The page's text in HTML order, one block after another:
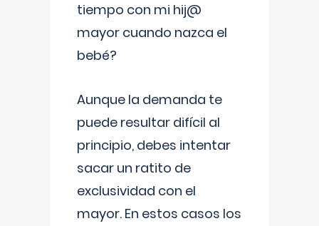
tiempo con mi hij@
mayor cuando nazca el
bebé?
Aunque la demanda te
puede resultar difícil al
principio, debes intentar
sacar un ratito de
exclusividad con el
mayor. En estos casos los